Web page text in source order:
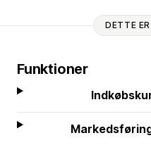
DETTE
Funktioner